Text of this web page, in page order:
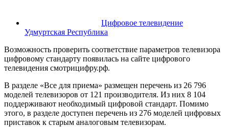
Цифровое телевидение
Удмуртская Республика
Возможность проверить соответствие параметров телевизора
цифровому стандарту появилась на сайте цифрового
телевидения смотрицифру.рф.
В разделе «Все для приема» размещен перечень из 26 796
моделей телевизоров от 121 производителя. Из них 8 104
поддерживают необходимый цифровой стандарт. Помимо
этого, в разделе доступен перечень из 276 моделей цифровых
приставок к старым аналоговым телевизорам.